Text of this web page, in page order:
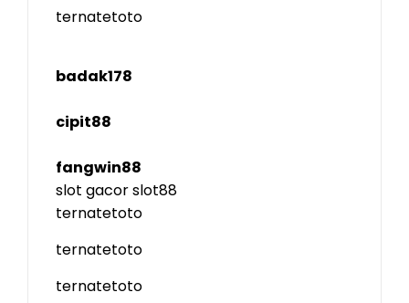
ternatetoto
badak178
cipit88
fangwin88
slot gacorslot88
ternatetoto
ternatetoto
ternatetoto